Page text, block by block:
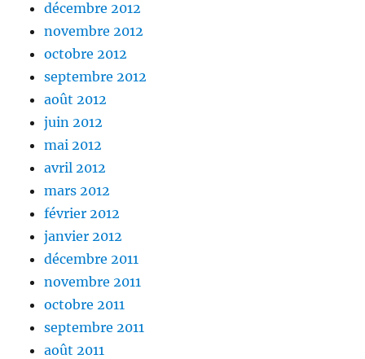
décembre 2012
novembre 2012
octobre 2012
septembre 2012
août 2012
juin 2012
mai 2012
avril 2012
mars 2012
février 2012
janvier 2012
décembre 2011
novembre 2011
octobre 2011
septembre 2011
août 2011